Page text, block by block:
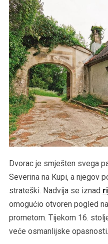
Dvorac je smješten svega
Severina na Kupi, a njegov
strateški. Nadvija se iznad
omogućio otvoren pogled
prometom. Tijekom 16.
veće osmanlijske opasnosti.